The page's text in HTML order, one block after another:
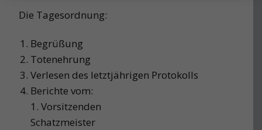
Die Tagesordnung:
Begrüßung
Totenehrung
Verlesen des letztjährigen Protokolls
Berichte vom:
1. Vorsitzenden
Schatzmeister